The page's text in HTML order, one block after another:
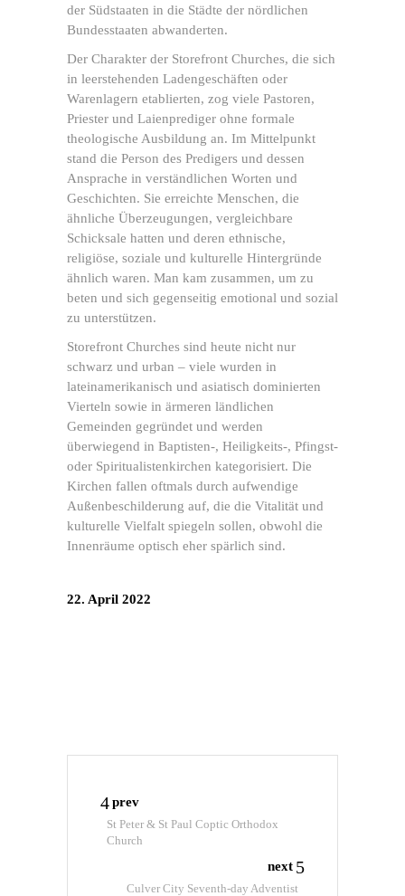
der Südstaaten in die Städte der nördlichen
Bundesstaaten abwanderten.
Der Charakter der Storefront Churches, die sich
in leerstehenden Ladengeschäften oder
Warenlagern etablierten, zog viele Pastoren,
Priester und Laienprediger ohne formale
theologische Ausbildung an. Im Mittelpunkt
stand die Person des Predigers und dessen
Ansprache in verständlichen Worten und
Geschichten. Sie erreichte Menschen, die
ähnliche Überzeugungen, vergleichbare
Schicksale hatten und deren ethnische,
religiöse, soziale und kulturelle Hintergründe
ähnlich waren. Man kam zusammen, um zu
beten und sich gegenseitig emotional und sozial
zu unterstützen.
Storefront Churches sind heute nicht nur
schwarz und urban – viele wurden in
lateinamerikanisch und asiatisch dominierten
Vierteln sowie in ärmeren ländlichen
Gemeinden gegründet und werden
überwiegend in Baptisten-, Heiligkeits-, Pfingst-
oder Spiritualistenkirchen kategorisiert. Die
Kirchen fallen oftmals durch aufwendige
Außenbeschilderung auf, die die Vitalität und
kulturelle Vielfalt spiegeln sollen, obwohl die
Innenräume optisch eher spärlich sind.
22. April 2022
prev
St Peter & St Paul Coptic Orthodox
Church
next
Culver City Seventh-day Adventist